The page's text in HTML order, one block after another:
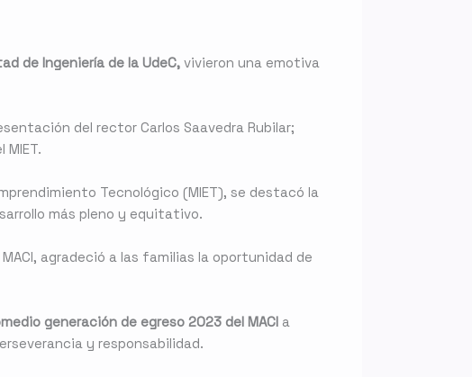
de Ingeniería de la UdeC, vivieron una emotiva
del rector Carlos Saavedra Rubilar;
Tecnológico (MIET), se destacó la
más pleno y equitativo.
agradeció a las familias la oportunidad de
generación de egreso 2023 del MACI a
y responsabilidad.